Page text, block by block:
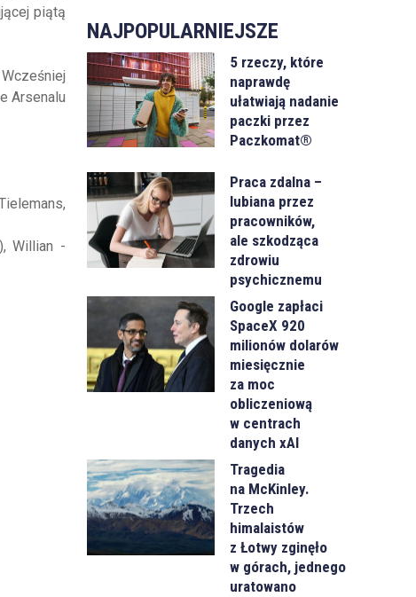
piątą
Arsenalu
Willian -
NAJPOPULARNIEJSZE
5 rzeczy, które
naprawdę
ułatwiają nadanie
paczki przez
Paczkomat®
Praca zdalna –
lubiana przez
pracowników,
ale szkodząca
zdrowiu
psychicznemu
Google zapłaci
SpaceX 920
milionów dolarów
miesięcznie
za moc
obliczeniową
w centrach
danych xAI
Tragedia
na McKinley.
Trzech
himalaistów
z Łotwy zginęło
w górach, jednego
uratowano